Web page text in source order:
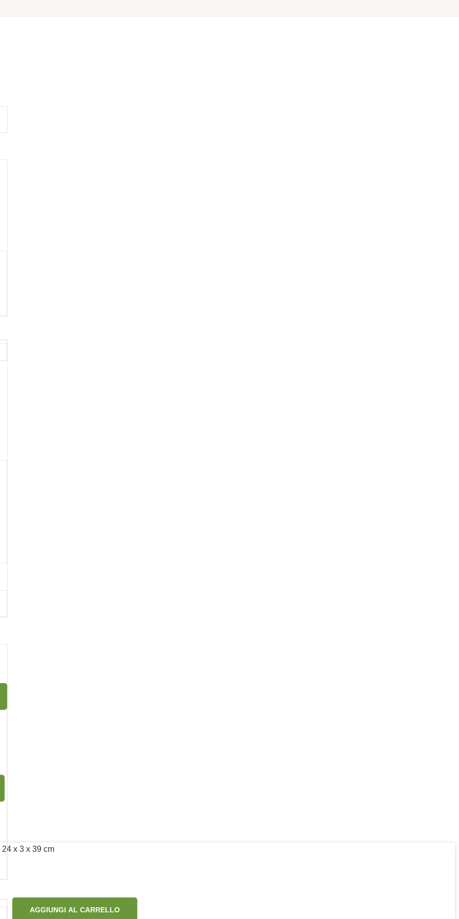
cm
peso e una
la
grazie all’
un’intensa riflessione luminosa.
lunghezza), questa caramella funge da
elemento sospeso in un lampadario.
gigante avvolta è un
offrire.
pezzo manterrà la sua forma e brillantezza intatte per molte stagioni a venire.
x 3 x 39 cm
AGGIUNGI AL CARRELLO